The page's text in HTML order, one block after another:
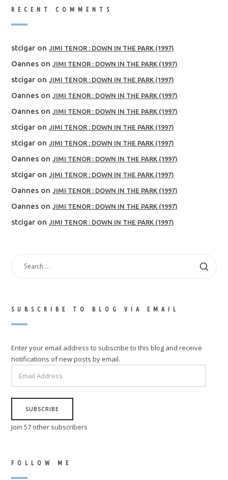
RECENT COMMENTS
stcigar onJIMI TENOR : DOWN IN THE PARK (1997)
Oannes onJIMI TENOR : DOWN IN THE PARK (1997)
stcigar onJIMI TENOR : DOWN IN THE PARK (1997)
Oannes onJIMI TENOR : DOWN IN THE PARK (1997)
Oannes onJIMI TENOR : DOWN IN THE PARK (1997)
stcigar onJIMI TENOR : DOWN IN THE PARK (1997)
stcigar onJIMI TENOR : DOWN IN THE PARK (1997)
Oannes onJIMI TENOR : DOWN IN THE PARK (1997)
stcigar onJIMI TENOR : DOWN IN THE PARK (1997)
Oannes onJIMI TENOR : DOWN IN THE PARK (1997)
Oannes onJIMI TENOR : DOWN IN THE PARK (1997)
stcigar onJIMI TENOR : DOWN IN THE PARK (1997)
SEARCH
FOR:
SUBSCRIBE TO BLOG VIA EMAIL
Enter your email address to subscribe to this blog and receive
notifications of new posts by email.
ADDRESS
SUBSCRIBE
Join 57 other subscribers
FOLLOW ME